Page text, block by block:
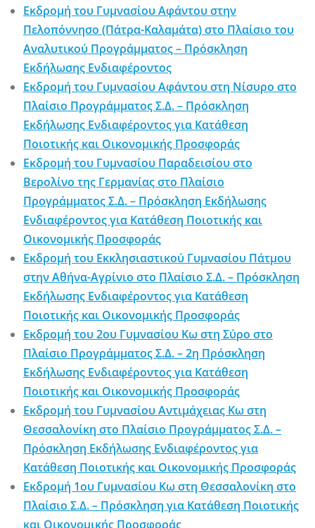
Εκδρομή του Γυμνασίου Αφάντου στην
Πελοπόννησο (Πάτρα-Καλαμάτα) στο Πλαίσιο του
Αναλυτικού Προγράμματος – Πρόσκληση
Εκδήλωσης Ενδιαφέροντος
Εκδρομή του Γυμνασίου Αφάντου στη Νίσυρο στο
Πλαίσιο Προγράμματος Σ.Δ. – Πρόσκληση
Εκδήλωσης Ενδιαφέροντος για Κατάθεση
Ποιοτικής και Οικονομικής Προσφοράς
Εκδρομή του Γυμνασίου Παραδεισίου στο
Βερολίνο της Γερμανίας στο Πλαίσιο
Προγράμματος Σ.Δ. – Πρόσκληση Εκδήλωσης
Ενδιαφέροντος για Κατάθεση Ποιοτικής και
Οικονομικής Προσφοράς
Εκδρομή του Εκκλησιαστικού Γυμνασίου Πάτμου
στην Αθήνα-Αγρίνιο στο Πλαίσιο Σ.Δ. – Πρόσκληση
Εκδήλωσης Ενδιαφέροντος για Κατάθεση
Ποιοτικής και Οικονομικής Προσφοράς
Εκδρομή του 2ου Γυμνασίου Κω στη Σύρο στο
Πλαίσιο Προγράμματος Σ.Δ. – 2η Πρόσκληση
Εκδήλωσης Ενδιαφέροντος για Κατάθεση
Ποιοτικής και Οικονομικής Προσφοράς
Εκδρομή του Γυμνασίου Αντιμάχειας Κω στη
Θεσσαλονίκη στο Πλαίσιο Προγράμματος Σ.Δ. –
Πρόσκληση Εκδήλωσης Ενδιαφέροντος για
Κατάθεση Ποιοτικής και Οικονομικής Προσφοράς
Εκδρομή 1ου Γυμνασίου Κω στη Θεσσαλονίκη στο
Πλαίσιο Σ.Δ. – Πρόσκληση για Κατάθεση Ποιοτικής
και Οικονομικής Προσφοράς